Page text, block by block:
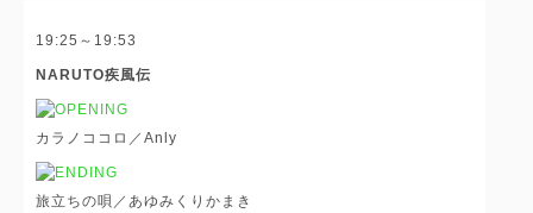
19:25～19:53
NARUTO疾風伝
カラノココロ／Anly
旅立ちの唄／あゆみくりかまき